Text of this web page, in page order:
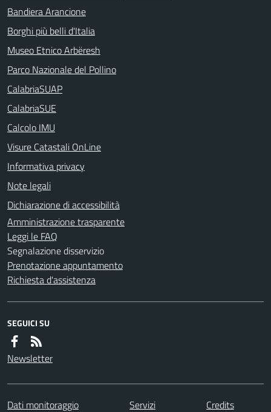
Bandiera Arancione
Borghi più belli d'Italia
Museo Etnico Arbëresh
Parco Nazionale del Pollino
CalabriaSUAP
CalabriaSUE
Calcolo IMU
Visure Catastali OnLine
Informativa privacy
Note legali
Dichiarazione di accessibilità
Amministrazione trasparente
Leggi le FAQ
Segnalazione disservizio
Prenotazione appuntamento
Richiesta d'assistenza
SEGUICI SU
Newsletter
Dati monitoraggio Servizi
Credits